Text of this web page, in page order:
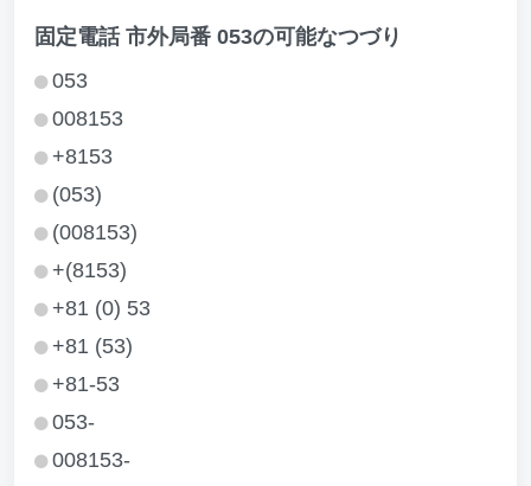
固定電話 市外局番 053の可能なつづり
053
008153
+8153
(053)
(008153)
+(8153)
+81 (0) 53
+81 (53)
+81-53
053-
008153-